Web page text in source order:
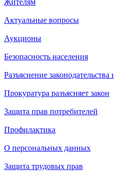
Жителям
Актуальные вопросы
Аукционы
Безопасность населения
Разъяснение
Прокуратура разъясняет закон
Защита прав потребителей
Профилактика
О персональных данных
Защита трудовых прав